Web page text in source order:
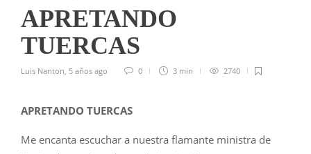
APRETANDO
TUERCAS
Luis Nanton, 5 años ago 0 3 min 2740
APRETANDO TUERCAS
Me encanta escuchar a nuestra flamante ministra de